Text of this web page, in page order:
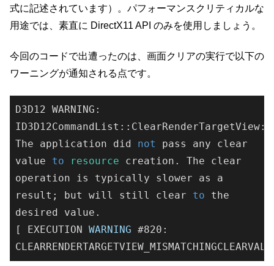
式に記述されています）。パフォーマンスクリティカルな
用途では、素直に DirectX11 API のみを使用しましょう。
今回のコードで出遭ったのは、画面クリアの実行で以下の
ワーニングが通知される点です。
D3D12 WARNING:
ID3D12CommandList::ClearRenderTargetView:
The application did not
pass any clear
value to resource creation. The clear
operation is typically slower as a
result; but will still clear to the
desired value.
[ EXECUTION WARNING #820: